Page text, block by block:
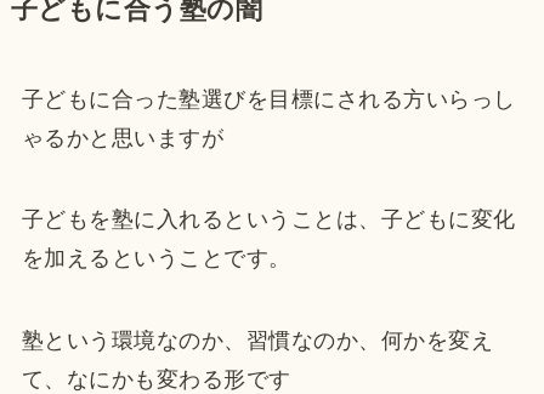
子どもに合う塾の闇
子どもに合った塾選びを目標にされる方いらっし
ゃるかと思いますが
子どもを塾に入れるということは、子どもに変化
を加えるということです。
塾という環境なのか、習慣なのか、何かを変え
て、なにかも変わる形です